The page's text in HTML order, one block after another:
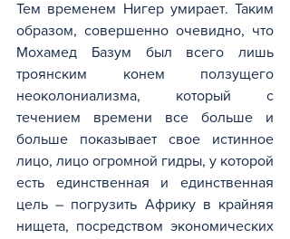
Тем временем Нигер умирает. Таким
образом, совершенно очевидно, что
Мохамед Базум был всего лишь
троянским конем ползущего
неоколониализма, который с
течением времени все больше и
больше показывает свое истинное
лицо, лицо огромной гидры, у которой
есть единственная и единственная
цель – погрузить Африку в крайняя
нищета, посредством экономических